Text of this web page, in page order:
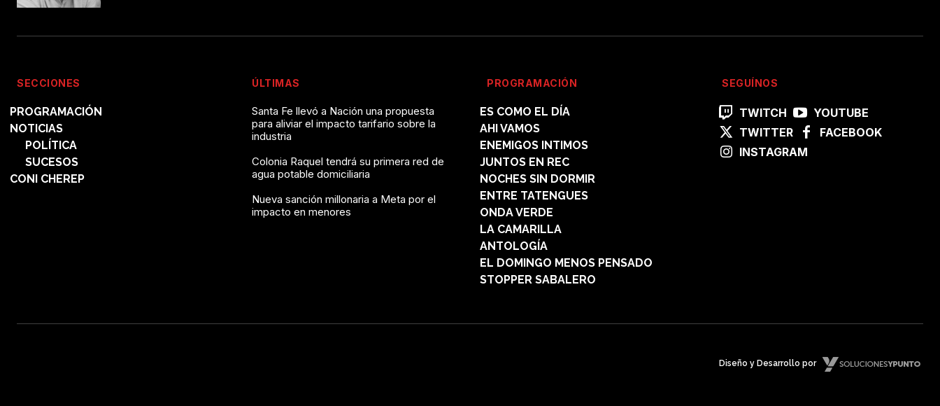
SECCIONES
PROGRAMACIÓN
NOTICIAS
POLÍTICA
SUCESOS
CONI CHEREP
ÚLTIMAS
Santa Fe llevó a Nación una propuesta
para aliviar el impacto tarifario sobre la
industria
Colonia Raquel tendrá su primera red de
agua potable domiciliaria
Nueva sanción millonaria a Meta por el
impacto en menores
PROGRAMACIÓN
ES COMO EL DÍA
AHI VAMOS
ENEMIGOS INTIMOS
JUNTOS EN REC
NOCHES SIN DORMIR
ENTRE TATENGUES
ONDA VERDE
LA CAMARILLA
ANTOLOGÍA
EL DOMINGO MENOS PENSADO
STOPPER SABALERO
SEGUÍNOS
TWITCH
YOUTUBE
TWITTER
FACEBOOK
INSTAGRAM
Diseño y Desarrollo por